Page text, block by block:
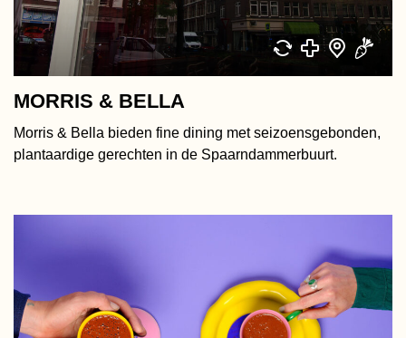
MORRIS & BELLA
Morris & Bella bieden fine dining met seizoensgebonden,
plantaardige gerechten in de Spaarndammerbuurt.